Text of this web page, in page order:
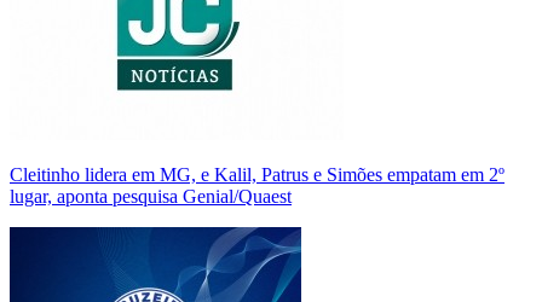
Cleitinho lidera em MG, e Kalil, Patrus e Simões empatam em 2º
lugar, aponta pesquisa Genial/Quaest